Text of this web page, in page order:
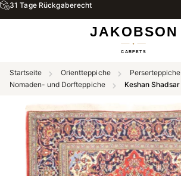
31 Tage Rückgaberecht
Startseite Orientteppiche
Perserteppiche
Nomaden- und Dorfteppiche
Keshan Shadsar